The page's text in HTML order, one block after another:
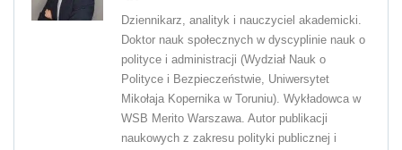
Dziennikarz, analityk i nauczyciel akademicki.
Doktor nauk społecznych w dyscyplinie nauk o
polityce i administracji (Wydział Nauk o
Polityce i Bezpieczeństwie, Uniwersytet
Mikołaja Kopernika w Toruniu). Wykładowca w
WSB Merito Warszawa. Autor publikacji
naukowych z zakresu polityki publicznej i